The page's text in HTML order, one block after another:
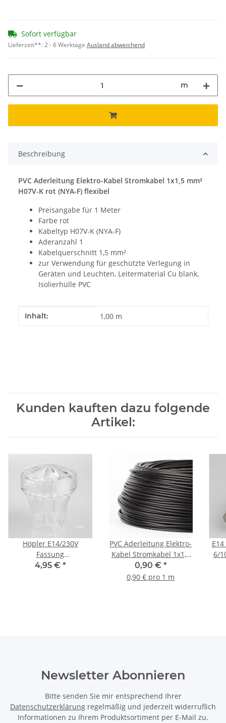
Sofort verfügbar
Lieferzeit**:2 - 6 Werktage Ausland abweichend
m
Beschreibung
PVC Aderleitung Elektro-Kabel Stromkabel 1x1,5 mm²
H07V-K rot (NYA-F) flexibel
Preisangabe für 1 Meter
Farbe rot
Kabeltyp H07V-K (NYA-F)
Aderanzahl 1
Kabelquerschnitt 1,5 mm²
zur Verwendung für geschützte Verlegung in
Geräten und Leuchten, Leitermaterial Cu blank,
Isolierhülle PVC
Produkteigenschaft
Wert
Inhalt: 1,00 m
Kunden kauften dazu folgende
Artikel:
Höpler E14/230V
Fassung
Diamantschliffkappen-
4,95 € *
PVC Aderleitung Elektro-
Kabel Stromkabel 1x1,5
mm² H07V-K schwarz
(NYA-F) flexibel
0,90 € *
0,90 € pro 1 m
6/
Newsletter Abonnieren
Bitte senden Sie mir entsprechend Ihrer
Datenschutzerklärung regelmäßig und jederzeit widerruflich
Informationen zu Ihrem Produktsortiment per E-Mail zu.